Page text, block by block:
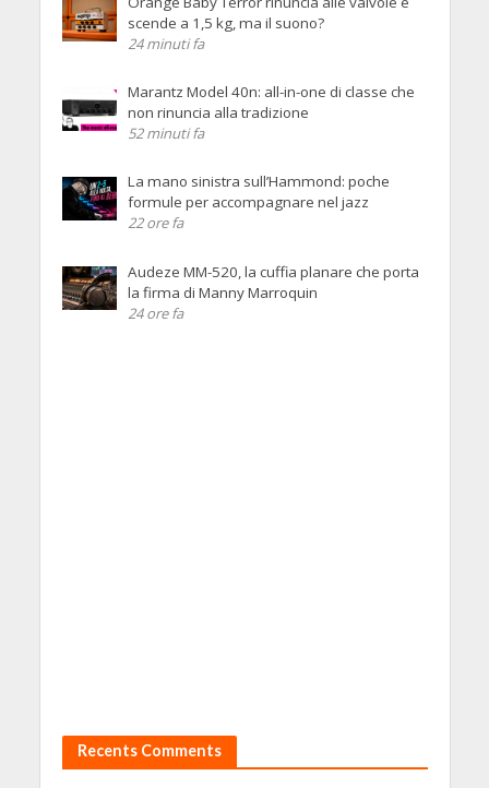
scende a 1,5 kg, ma il suono?
24 minuti fa
Marantz Model 40n: all-in-one di classe che
non rinuncia alla tradizione
52 minuti fa
La mano sinistra sull’Hammond: poche
formule per accompagnare nel jazz
22 ore fa
Audeze MM-520, la cuffia planare che porta
la firma di Manny Marroquin
24 ore fa
Recents Comments